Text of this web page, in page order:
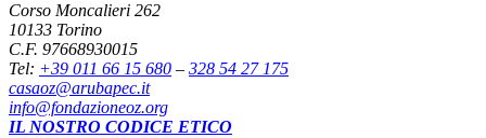
Corso Moncalieri 262
10133 Torino
C.F. 97668930015
Tel: +39 011 66 15 680 – 328 54 27 175
casaoz@arubapec.it
info@fondazioneoz.org
IL NOSTRO CODICE ETICO